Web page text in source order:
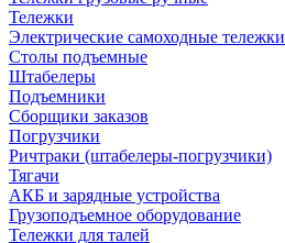
Тележки
Электрические самоходные тележки
Столы подъемные
Штабелеры
Подъемники
Сборщики заказов
Погрузчики
Ричтраки (штабелеры-погрузчики)
Тягачи
АКБ и зарядные устройства
Грузоподъемное оборудование
Тележки для талей